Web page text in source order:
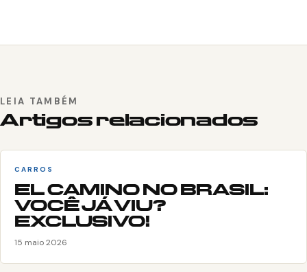
LEIA TAMBÉM
Artigos relacionados
CARROS
EL CAMINO NO BRASIL:
VOCÊ JÁ VIU?
EXCLUSIVO!
15 maio 2026